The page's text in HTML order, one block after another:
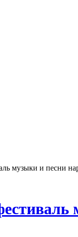
музыки и песни